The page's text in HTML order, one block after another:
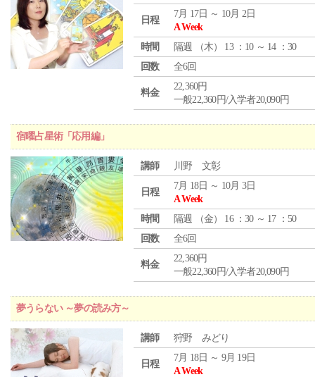
日程
7月 17日 ～ 10月 2日
A Week
時間
隔週 （木） 13 ：10 ～ 14 ：30
回数
全6回
料金
22,360円
一般22,360円/入学者20,090円
宿曜占星術「応用編」
講師 川野 文彰
日程
7月 18日 ～ 10月 3日
A Week
時間
隔週 （金） 16 ：30 ～ 17 ：50
回数
全6回
料金
22,360円
一般22,360円/入学者20,090円
夢うらない ～夢の読み方～
講師 狩野 みどり
日程
7月 18日 ～ 9月 19日
A Week